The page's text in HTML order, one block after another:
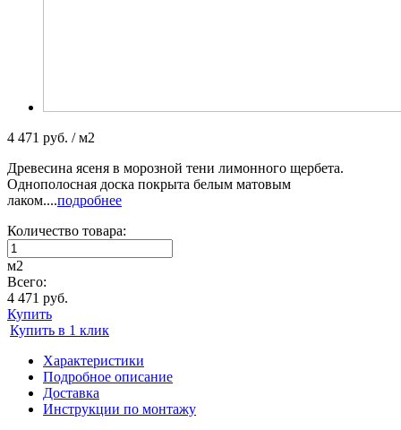
4 471 руб. / м2
Древесина ясеня в морозной тени лимонного щербета.
Однополосная доска покрыта белым матовым
лаком....подробнее
Количество товара:
м2
Всего:
4 471 руб.
Купить
Купить в 1 клик
Характеристики
Подробное описание
Доставка
Инструкции по монтажу